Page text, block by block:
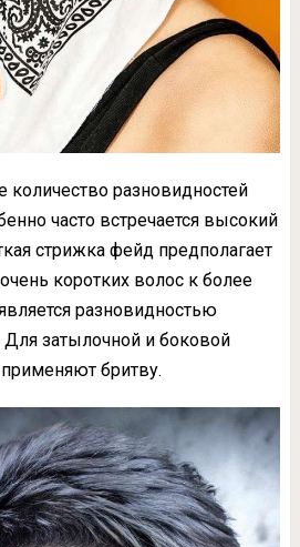
количество разновидностей
часто встречается высокий
стрижка фейд предполагает
коротких волос к более
разновидностью
Для затылочной и боковой
применяют бритву.